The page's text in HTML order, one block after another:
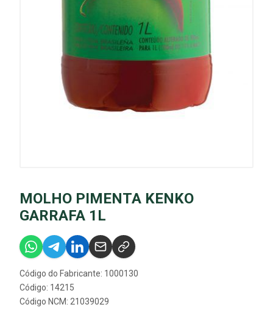
MOLHO PIMENTA KENKO
GARRAFA 1L
Código do Fabricante: 1000130
Código: 14215
Código NCM: 21039029